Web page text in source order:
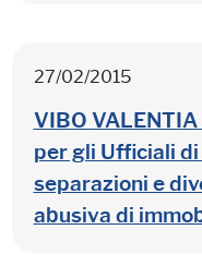
27/02/2015
VIBO
per gli Ufficiali
separazioni e
abusiva di